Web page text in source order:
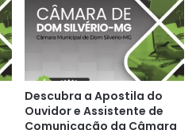
Descubra a Apostila do
Ouvidor e Assistente de
Comunicação da Câmara